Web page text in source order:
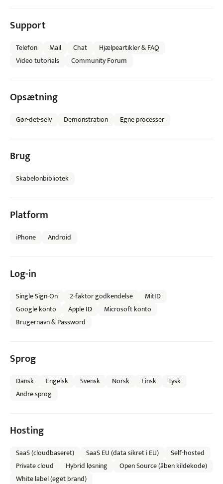
Support
Telefon Mail Chat
Hjælpeartikler & FAQ
Video tutorials
Community Forum
Opsætning
Gør-det-selv Demonstration Egne processer
Brug
Skabelonbibliotek
Platform
iPhone Android
Log-in
Single Sign-On 2-faktor godkendelse
MitID
Google konto
Apple ID
Microsoft konto
Brugernavn & Password
Sprog
Dansk Engelsk Svensk Norsk Finsk
Tysk
Andre sprog
Hosting
SaaS (cloudbaseret) SaaS EU (data sikret i EU)
Self-hosted
Private cloud
Hybrid løsning
Open Source (åben kildekode)
White label (eget brand)